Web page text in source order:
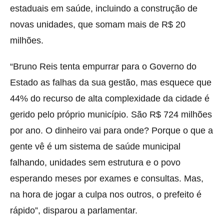
estaduais em saúde, incluindo a construção de
novas unidades, que somam mais de R$ 20
milhões.
“Bruno Reis tenta empurrar para o Governo do
Estado as falhas da sua gestão, mas esquece que
44% do recurso de alta complexidade da cidade é
gerido pelo próprio município. São R$ 724 milhões
por ano. O dinheiro vai para onde? Porque o que a
gente vê é um sistema de saúde municipal
falhando, unidades sem estrutura e o povo
esperando meses por exames e consultas. Mas,
na hora de jogar a culpa nos outros, o prefeito é
rápido”, disparou a parlamentar.